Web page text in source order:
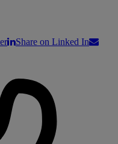
Share on Linked In